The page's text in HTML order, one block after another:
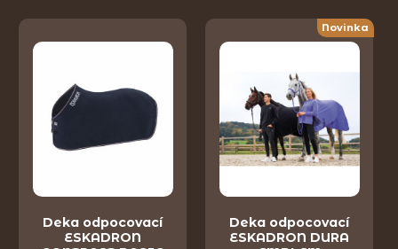
Deka odpocovací
ESKADRON
Novinka
Deka odpocovací
ESKADRON DURA